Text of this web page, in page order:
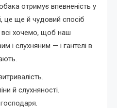
отримує впевненість у
це ще й чудовий спосіб
хочемо, щоб наш
і слухняним — і гантелі в
й слухняності.